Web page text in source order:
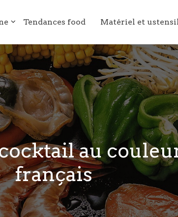
Tendances food Matériel et
au
français